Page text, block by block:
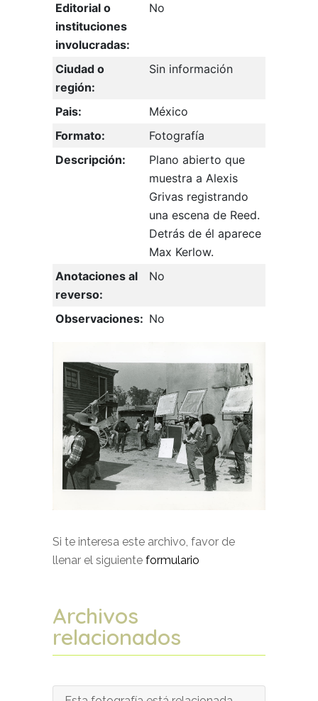
Editorial o
instituciones
involucradas:
No
Ciudad o
región:
Sin información
Pais:
México
Formato:
Fotografía
Descripción:
Plano abierto que
muestra a Alexis
Grivas registrando
una escena de Reed.
Detrás de él aparece
Max Kerlow.
Anotaciones al
reverso:
No
Observaciones: No
Si te interesa este archivo, favor de
llenar el siguiente formulario
Archivos
relacionados